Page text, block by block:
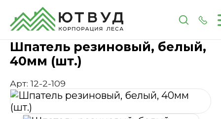
ГлавнаяКаталогИнструменты и расходные
Шпатель резиновый, белый,
40мм (шт.)
Арт: 12-2-109